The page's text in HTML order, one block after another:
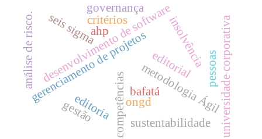
gerenciamento de projetosmetodologia Ágil
desenvolvimento de software
competências
ahp
ongd
bafatá
critérios universidade corporativa
insolvência
análise de risco. seis sigma
editorial
editoria
gestão
governança
sustentabilidade
pessoas